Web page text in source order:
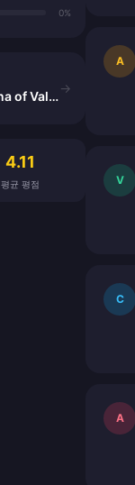
0%
아레나 오브 발러 (Arena of Valor) 바우처
→
4.11
평균 평점
A
V
C
A